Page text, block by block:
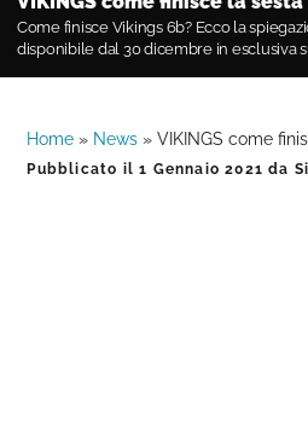
Come finisce Vikings 6b? Ecco la
disponibile dal 30 dicembre in esclusiva
Home » News »VIKINGS come
Pubblicato il1 Gennaio 2021 da